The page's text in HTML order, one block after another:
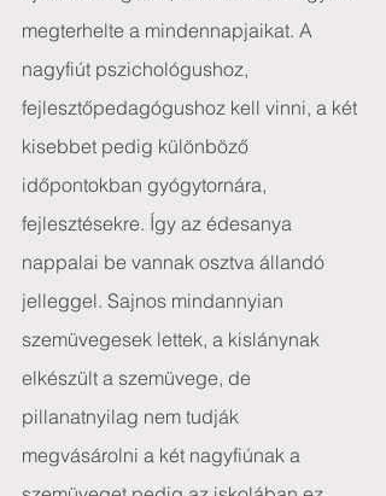
megterhelte a mindennapjaikat. A
nagyfiút pszichológushoz,
fejlesztőpedagógushoz kell vinni, a két
kisebbet pedig különböző
időpontokban gyógytornára,
fejlesztésekre. Így az édesanya
nappalai be vannak osztva állandó
jelleggel. Sajnos mindannyian
szemüvegesek lettek, a kislánynak
elkészült a szemüvege, de
pillanatnyilag nem tudják
megvásárolni a két nagyfiúnak a